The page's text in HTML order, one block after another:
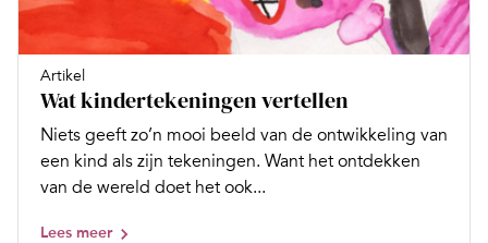
Artikel
Wat kindertekeningen vertellen
Niets geeft zo’n mooi beeld van de ontwikkeling van
een kind als zijn tekeningen. Want het ontdekken
van de wereld doet het ook...
Lees meer